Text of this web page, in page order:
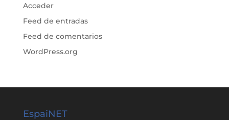
Acceder
Feed de entradas
Feed de comentarios
WordPress.org
EspaiNET